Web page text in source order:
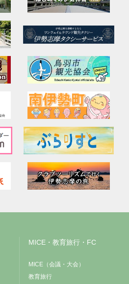
MICE・教育旅行・FC
MICE（会議・大会）
教育旅行